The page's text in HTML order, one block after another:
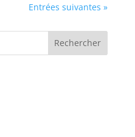
Entrées suivantes »